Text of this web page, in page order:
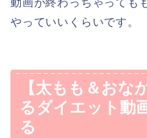
やっていいくらいです。
【太もも＆おな
るダイエット動
る